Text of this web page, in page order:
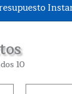
10